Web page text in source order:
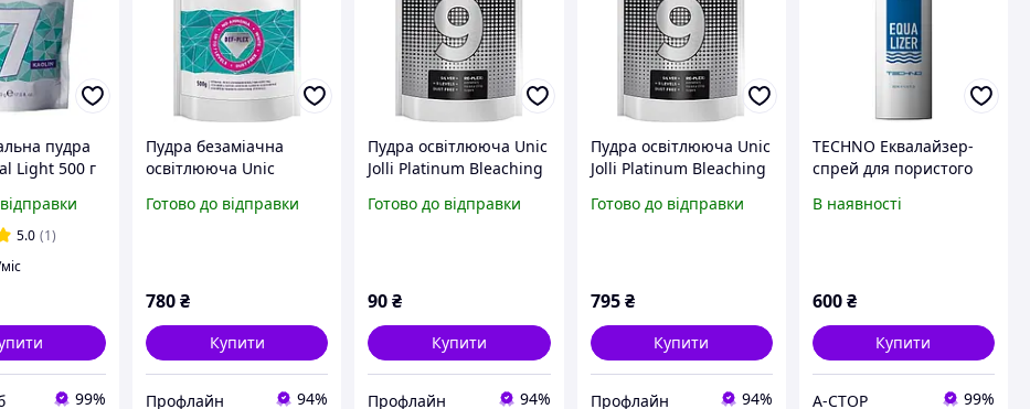
пудра
Light 500 г
5.0 (1)
99%
Пудра безаміачна
освітлююча Unic
додатковим захистом
Готово до відправки
780₴
Купити
Профлайн 94%
Пудра освітлююча Unic
Jolli Platinum Bleaching
Готово до відправки
90₴
Купити
Профлайн 94%
Пудра освітлююча Unic
Jolli Platinum Bleaching
Готово до відправки
795 ₴
Купити
Профлайн 94%
TECHNO Еквалайзер-
спрей для пористого
В наявності
600₴
Купити
А-СТОР 99%